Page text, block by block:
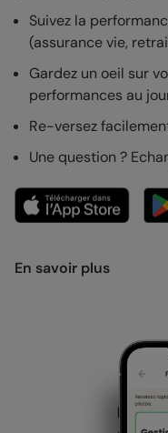
Suivez la
(assurance vie,
Gardez un oeil sur
performances au
Re-versez
Une question ?
En savoir plus